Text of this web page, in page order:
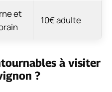
et
10€ adulte
à visiter
?